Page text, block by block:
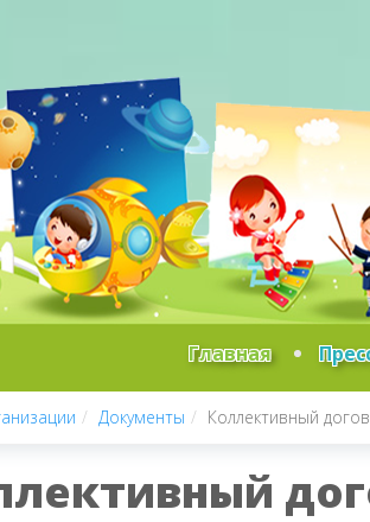
Главная
Документы Коллективный